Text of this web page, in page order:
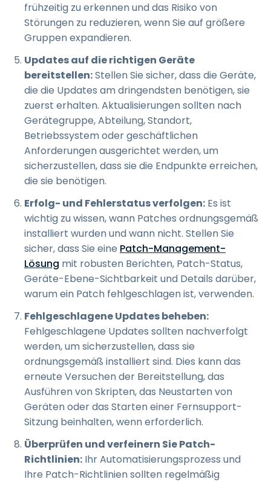
frühzeitig zu erkennen und das Risiko von
Störungen zu reduzieren, wenn Sie auf größere
Gruppen expandieren.
Updates auf die richtigen Geräte
bereitstellen:Stellen Sie sicher, dass die Geräte,
die die Updates am dringendsten benötigen, sie
zuerst erhalten. Aktualisierungen sollten nach
Gerätegruppe, Abteilung, Standort,
Betriebssystem oder geschäftlichen
Anforderungen ausgerichtet werden, um
sicherzustellen, dass sie die Endpunkte erreichen,
die sie benötigen.
Erfolg- und Fehlerstatus verfolgen: Es ist
wichtig zu wissen, wann Patches ordnungsgemäß
installiert wurden und wann nicht. Stellen Sie
sicher, dass Sie eine Patch-Management-
Lösung mit robusten Berichten, Patch-Status,
Geräte-Ebene-Sichtbarkeit und Details darüber,
warum ein Patch fehlgeschlagen ist, verwenden.
Fehlgeschlagene Updates beheben:
Fehlgeschlagene Updates sollten nachverfolgt
werden, um sicherzustellen, dass sie
ordnungsgemäß installiert sind. Dies kann das
erneute Versuchen der Bereitstellung, das
Ausführen von Skripten, das Neustarten von
Geräten oder das Starten einer Fernsupport-
Sitzung beinhalten, wenn erforderlich.
Überprüfen und verfeinern Sie Patch-
Richtlinien: Ihr Automatisierungsprozess und
Ihre Patch-Richtlinien sollten regelmäßig